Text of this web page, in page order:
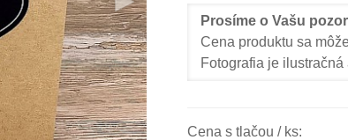
Prosíme o Vašu
Cena produktu sa
Fotografia je
Cena s tlačou / ks: